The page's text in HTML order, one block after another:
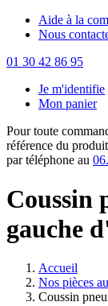
Aide à la
Nous
01 30 42 86 95
Je m'identifie
Mon panier
Pour toute
référence du
par téléphone au
Coussin
gauche
Accueil
Nos pièces
Coussin